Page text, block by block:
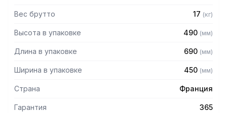
– Размеры каждой полки: 540х330мм
Комплектация:
– Две перфорированные полки из нержавеющей стали
Вес брутто 17 (кг)
Высота в упаковке 490 (мм)
Длина в упаковке 690 (мм)
Ширина в упаковке 450 (мм)
Страна Франция
Гарантия 365